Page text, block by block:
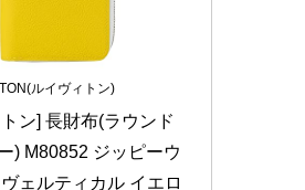
ルイヴィトン)
ン] 長財布(ラウンド
) M80852 ジッピーウ
ェルティカル イエロ